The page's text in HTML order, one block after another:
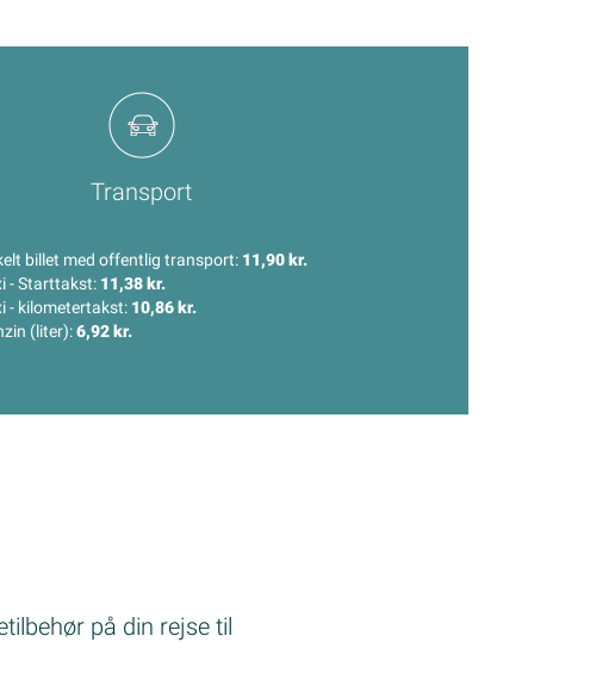
Transport
billet med offentlig transport: 11,90 kr.
- Starttakst: 11,38 kr.
- kilometertakst: 10,86 kr.
(liter):6,92 kr.
på din rejse til